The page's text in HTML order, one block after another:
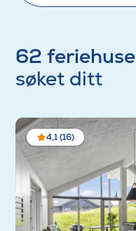
62 feriehuse
søket ditt
4,1 (16)